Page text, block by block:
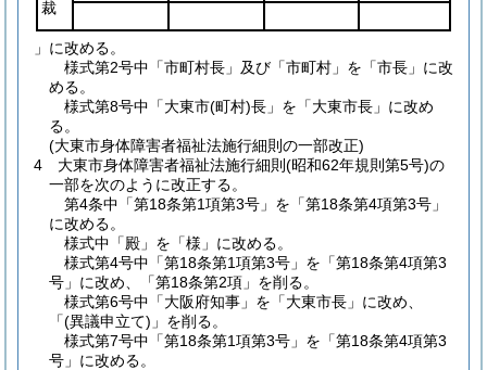
裁
」に改める。
様式第2号中「市町村長」及び「市町村」を「市長」に改
める。
様式第8号中「大東市(町村)長」を「大東市長」に改め
る。
(大東市身体障害者福祉法施行細則の一部改正)
4
大東市身体障害者福祉法施行細則 (昭和62年規則第5号)の
一部を次のように改正する。
第4条中「第18条第1項第3号」を「第18条第4項第3号」
に改める。
様式中「殿」を「様」に改める。
様式第4号中「第18条第1項第3号」を「第18条第4項第3
号」に改め、「第18条第2項」を削る。
様式第6号中「大阪府知事」を「大東市長」に改め、
「(異議申立て) 」を削る。
様式第7号中「第18条第1項第3号」を「第18条第4項第3
号」に改める。